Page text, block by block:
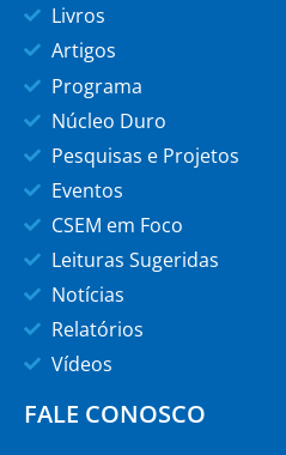
Livros
Artigos
Programa
Núcleo Duro
Pesquisas e Projetos
Eventos
CSEM em Foco
Leituras Sugeridas
Notícias
Relatórios
Vídeos
FALE CONOSCO